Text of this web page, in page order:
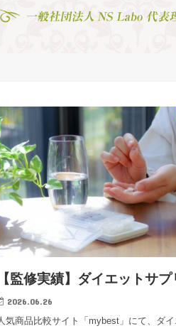
【監修実績】ダイエットサ
2026.06.26
気商品比較サイト「mybest」にて、ダイ